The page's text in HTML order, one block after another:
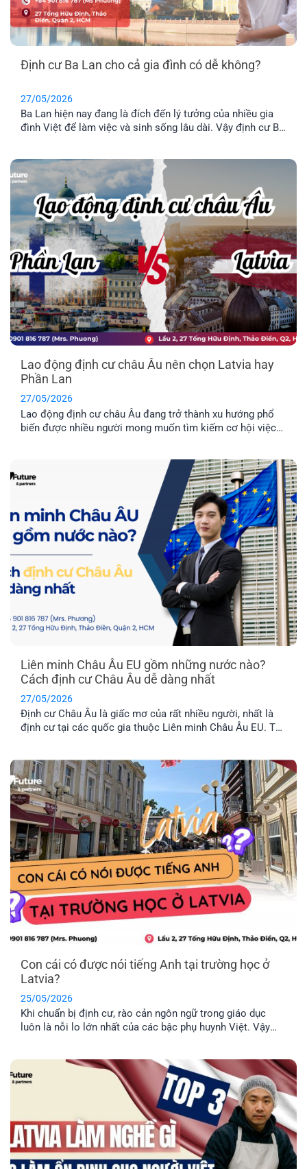
Định cư Ba Lan cho cả gia đình có dễ không?
27/05/2026
Ba Lan hiện nay đang là đích đến lý tưởng của nhiều gia
đình Việt để làm việc và sinh sống lâu dài. Vậy định cư Ba
Lao động định cư châu Âu nên chọn Latvia hay
Phần Lan
27/05/2026
Lao động định cư châu Âu đang trở thành xu hướng phổ
biến được nhiều người mong muốn tìm kiếm cơ hội việc
nhất hiện nay là Latvia và Phần Lan. Mỗi địa điểm đều có
những ưu điểm riêng. Vậy đâu mới là nơi phù hợp nhất với
Liên minh Châu Âu EU gồm những nước nào?
Cách định cư Châu Âu dễ dàng nhất
27/05/2026
Định cư Châu Âu là giấc mơ của rất nhiều người, nhất là
định cư tại các quốc gia thuộc Liên minh Châu Âu EU. Tuy
trình định cư Châu Âu dễ dàng nhất hiện nay? Hãy cùng
EFP tìm hiểu nhé!
Con cái có được nói tiếng Anh tại trường học ở
Latvia?
25/05/2026
Khi chuẩn bị định cư, rào cản ngôn ngữ trong giáo dục
luôn là nỗi lo lớn nhất của các bậc phụ huynh Việt. Vậy
địa phương? EFP sẽ giải đáp [...]